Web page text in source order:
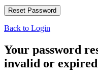
Back to Login
Your password
invalid or